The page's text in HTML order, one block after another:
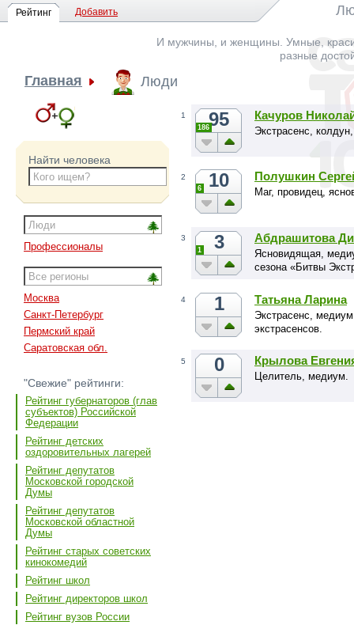
Рейтинг Добавить
И мужчины, и женщины. Умные,
разные
Главная Люди
Найти человека
Профессионалы
Москва
Санкт-Петербург
Пермский край
Саратовская обл.
"Свежие" рейтинги:
Рейтинг губернаторов (глав
субъектов) Российской
Федерации
Рейтинг детских
оздоровительных лагерей
Рейтинг депутатов
Московской городской
Думы
Рейтинг депутатов
Московской областной
Думы
Рейтинг старых советских
кинокомедий
Рейтинг школ
Рейтинг директоров школ
Рейтинг вузов России
1 95
186
Качуров
Экстрасенс,
2 10
6
Полушкин
Маг, провидец,
3 3
1
Абдрашитова
Ясновидящая,
сезона «Битвы
4 1 Татьяна Ларина
Экстрасенс,
экстрасенсов.
5 0 Крылова
Целитель, медиум.